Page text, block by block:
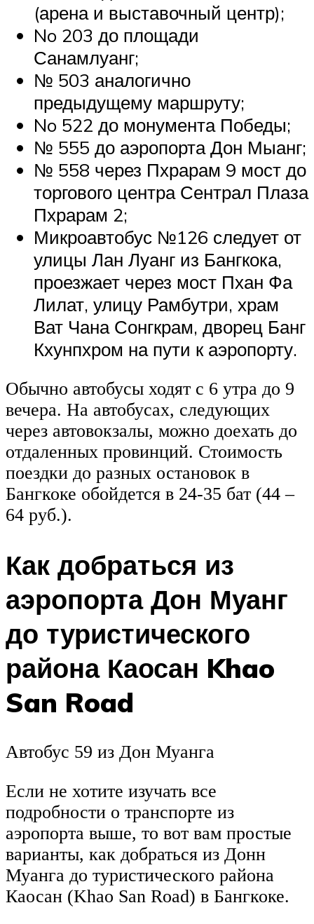
(арена и выставочный центр);
No 203 до площади
Санамлуанг;
№ 503 аналогично
предыдущему маршруту;
No 522 до монумента Победы;
№ 555 до аэропорта Дон Мыанг;
№ 558 через Пхрарам 9 мост до
торгового центра Сентрал Плаза
Пхрарам 2;
Микроавтобус №126 следует от
улицы Лан Луанг из Бангкока,
проезжает через мост Пхан Фа
Лилат, улицу Рамбутри, храм
Ват Чана Сонгкрам, дворец Банг
Кхунпхром на пути к аэропорту.
Обычно автобусы ходят с 6 утра до 9
вечера. На автобусах, следующих
через автовокзалы, можно доехать до
отдаленных провинций. Стоимость
поездки до разных остановок в
Бангкоке обойдется в 24-35 бат (44 –
64 руб.).
Как добраться из
аэропорта Дон Муанг
до туристического
района Каосан Khao
San Road
Автобус 59 из Дон Муанга
Если не хотите изучать все
подробности о транспорте из
аэропорта выше, то вот вам простые
варианты, как добраться из Донн
Муанга до туристического района
Каосан (Khao San Road) в Бангкоке.